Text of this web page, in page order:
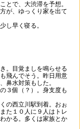
とで、大渋滞を予想。
が、ゆっくり家を出て
し早く寝る。
。目覚ましを鳴らせる
飛んでそう。昨日用意
鼻水対策もした。
３個（？）。身支度も
の西立川駅到着。おぉ
た１０人に９人はトレ
かる。多くは家族とか